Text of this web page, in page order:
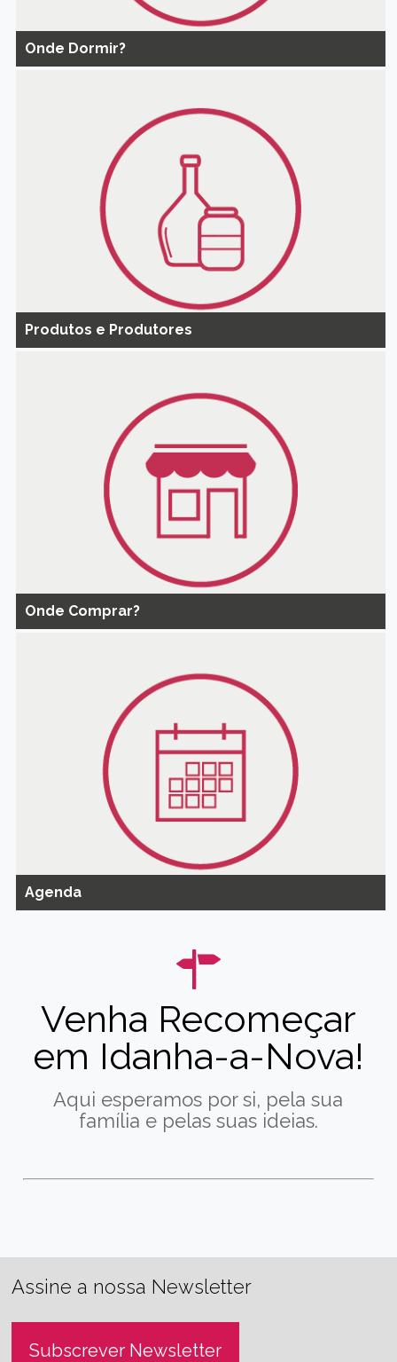
Onde Dormir?
Produtos e Produtores
Onde Comprar?
Agenda
Venha Recomeçar
em Idanha-a-Nova!
Aqui esperamos por si, pela sua
família e pelas suas ideias.
Assine a nossa Newsletter
Subscrever Newsletter